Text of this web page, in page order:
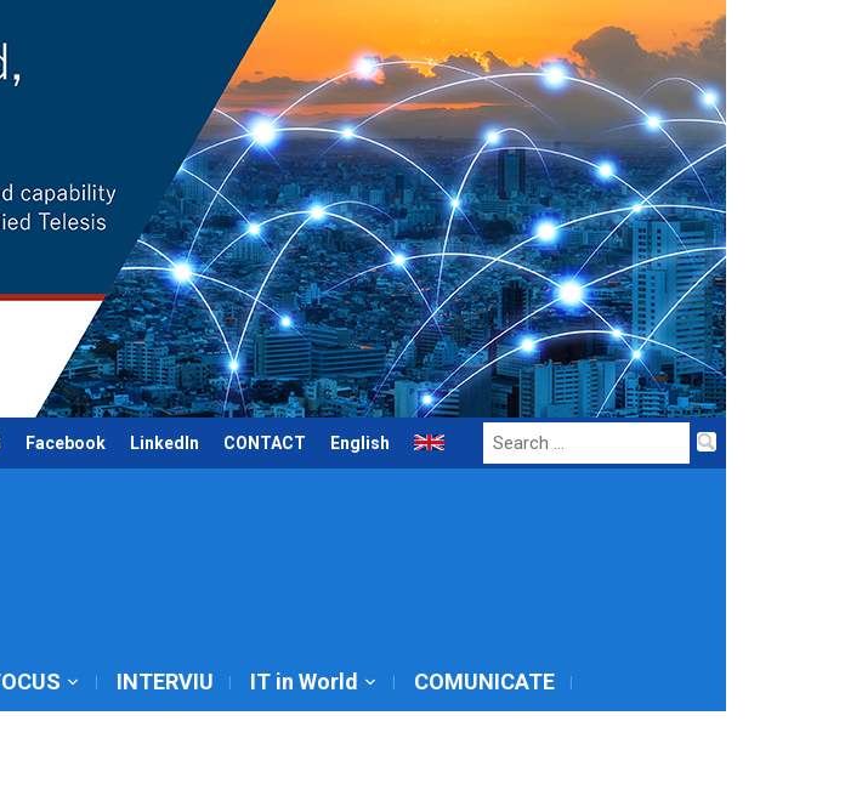
Facebook LinkedIn CONTACT English
Search
for:
INTERVIU IT in World COMUNICATE